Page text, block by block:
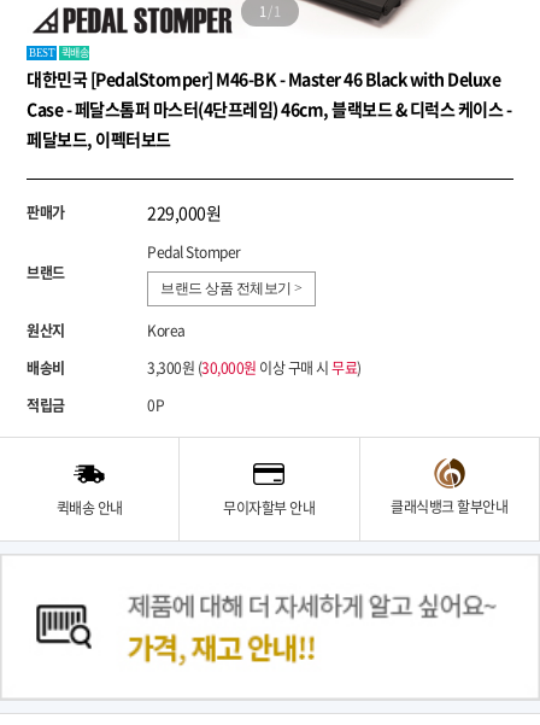
1/1
BEST 퀵배송
대한민국 [PedalStomper] M46-BK - Master 46 Black with Deluxe
Case - 페달스톰퍼 마스터(4단프레임) 46cm, 블랙보드 & 디럭스 케이스 -
페달보드, 이펙터보드
판매가 229,000원
브랜드
Pedal Stomper
브랜드 상품 전체보기 >
원산지
Korea
배송비
3,300원 (30,000원 이상 구매 시무료)
적립금
0P
퀵배송 안내 무이자할부 안내 클래식뱅크 할부안내